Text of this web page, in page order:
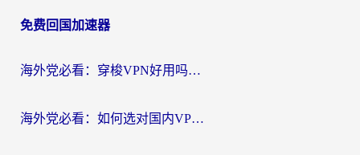
导
免费回国加速器
海外党必看：穿梭VPN好用吗？和云帆VPN对比哪个回国效果更好？附真实测评+避坑指南
海外党必看：如何选对国内VPN，实现无缝访问国内资源？